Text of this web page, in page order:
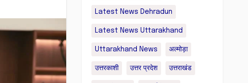
Latest News Dehradun
Latest News Uttarakhand
Uttarakhand News अल्मोड़ा
उत्तरकाशी उत्तर प्रदेश उत्तराखंड